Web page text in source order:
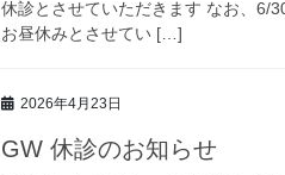
休診とさせていただきます なお、
お昼休みとさせてい […]
2026年4月23日
GW 休診のお知らせ